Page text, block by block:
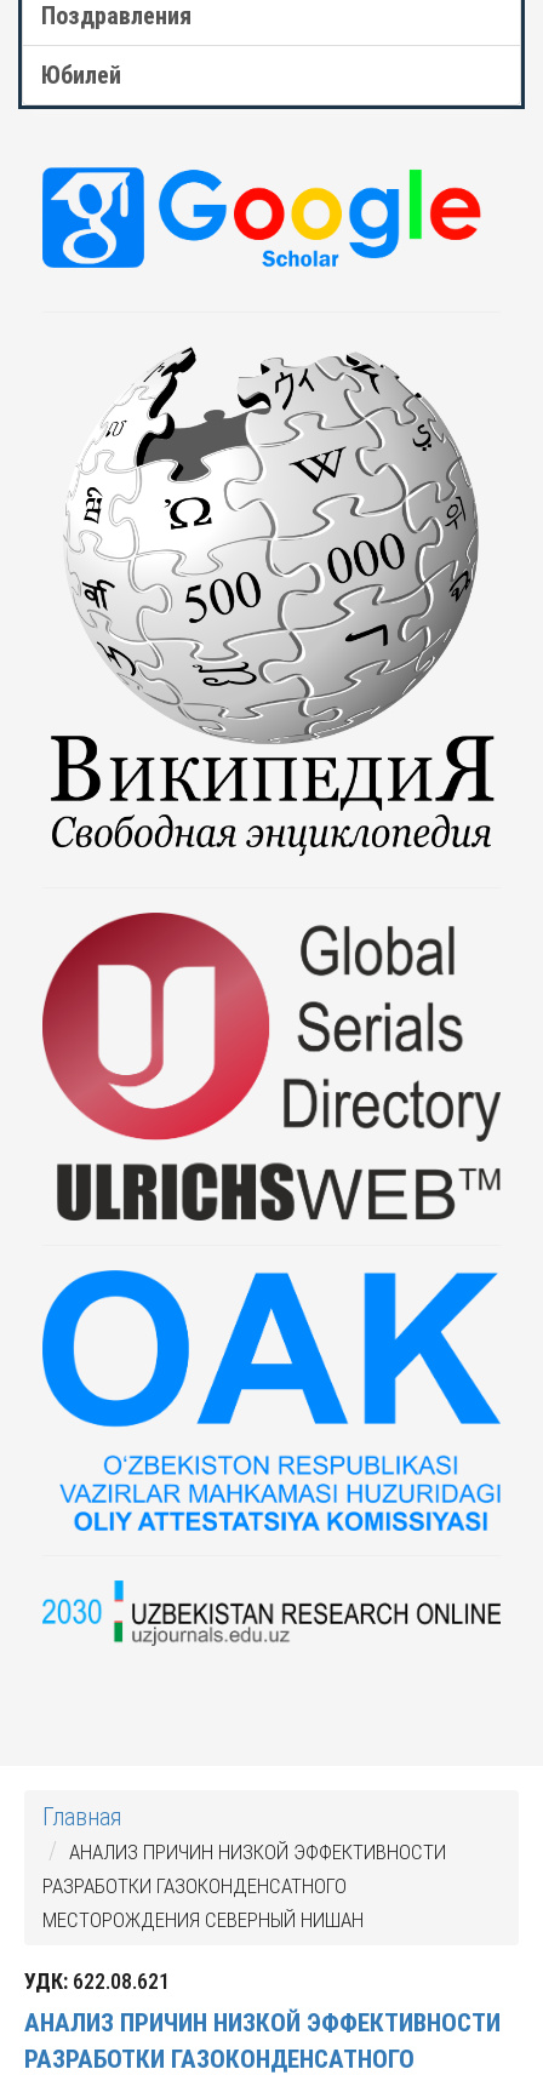
Поздравления
Юбилей
Главная
АНАЛИЗ ПРИЧИН НИЗКОЙ ЭФФЕКТИВНОСТИ
РАЗРАБОТКИ ГАЗОКОНДЕНСАТНОГО
МЕСТОРОЖДЕНИЯ СЕВЕРНЫЙ НИШАН
УДК: 622.08.621
АНАЛИЗ ПРИЧИН НИЗКОЙ ЭФФЕКТИВНОСТИ
РАЗРАБОТКИ ГАЗОКОНДЕНСАТНОГО